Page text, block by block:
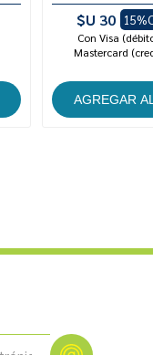
$U 30
Con Visa
Mastercard